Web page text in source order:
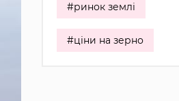
#ринок землі
#ціни на зерно